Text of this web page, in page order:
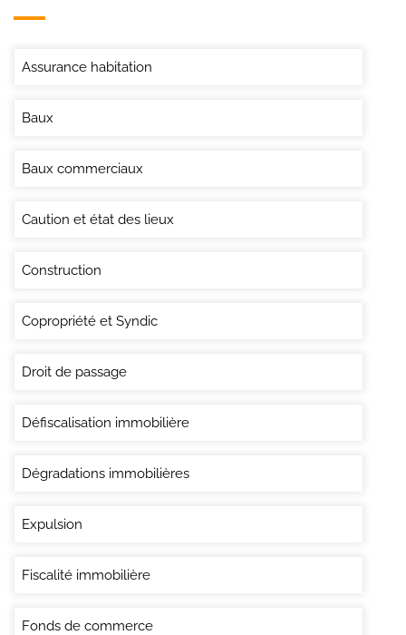
Assurance habitation
Baux
Baux commerciaux
Caution et état des lieux
Construction
Copropriété et Syndic
Droit de passage
Défiscalisation immobilière
Dégradations immobilières
Expulsion
Fiscalité immobilière
Fonds de commerce